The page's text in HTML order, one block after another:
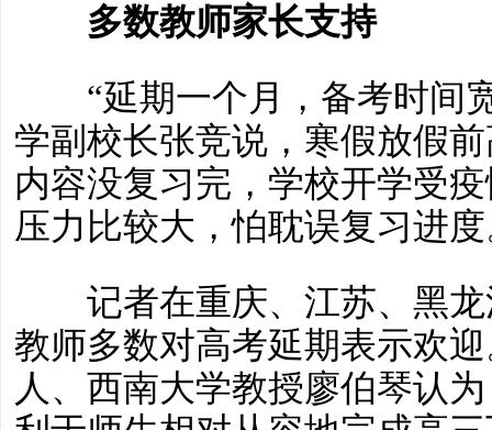
多数教师家长支持
“延期一个月，备考时间
学副校长张竞说，寒假放假
内容没复习完，学校开学受
压力比较大，怕耽误复习进度
记者在重庆、江苏、黑龙
教师多数对高考延期表示欢
人、西南大学教授廖伯琴认